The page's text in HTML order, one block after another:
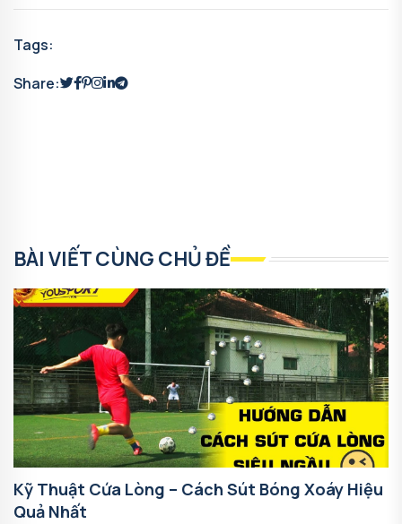
Tags:
Share:
BÀI VIẾT CÙNG CHỦ ĐỀ
Kỹ Thuật Cứa Lòng – Cách Sút Bóng Xoáy Hiệu
Quả Nhất